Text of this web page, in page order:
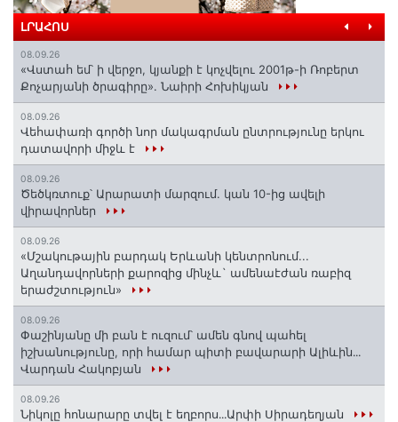
ԼՐԱՀՈՍ
08.09.26
«Վստահ եմ՝ ի վերջո, կյանքի է կոչվելու 2001թ-ի Ռոբերտ
Քոչարյանի ծրագիրը». Նաիրի Հոխիկյան
08.09.26
Վեհափառի գործի նոր մակագրման ընտրությունը երկու
դատավորի միջև է
08.09.26
Ծեծկռտուք՝ Արարատի մարզում. կան 10-ից ավելի
վիրավորներ
08.09.26
«Մշակութային բարդակ Երևանի կենտրոնում...
Աղանդավորների քարոզից մինչև` ամենաէժան ռաբիզ
երաժշտություն»
08.09.26
Փաշինյանը մի բան է ուզում՝ ամեն գնով պահել
իշխանությունը, որի համար պիտի բավարարի Ալիևին․․․
Վարդան Հակոբյան
08.09.26
Նիկոլը հոնարարը տվել է եղբորս․․․Արփի Սիրադեղյան